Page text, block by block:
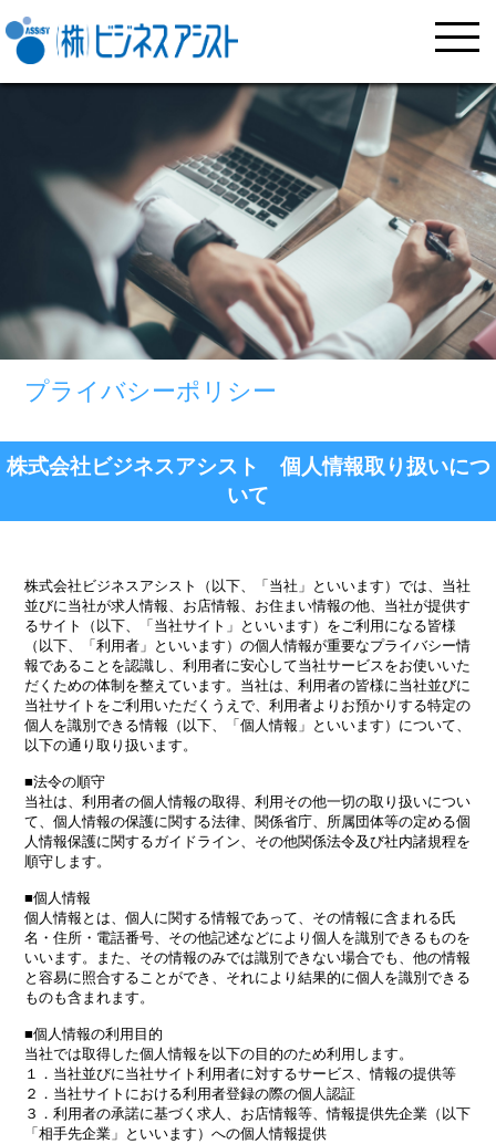
プライバシーポリシー
株式会社ビジネスアシスト 個人情報取り扱いにつ
いて
株式会社ビジネスアシスト（以下、「当社」といいます）では、当社
並びに当社が求人情報、お店情報、お住まい情報の他、当社が提供す
るサイト（以下、「当社サイト」といいます）をご利用になる皆様
（以下、「利用者」といいます）の個人情報が重要なプライバシー情
報であることを認識し、利用者に安心して当社サービスをお使いいた
だくための体制を整えています。当社は、利用者の皆様に当社並びに
当社サイトをご利用いただくうえで、利用者よりお預かりする特定の
個人を識別できる情報（以下、「個人情報」といいます）について、
以下の通り取り扱います。
■法令の順守
当社は、利用者の個人情報の取得、利用その他一切の取り扱いについ
て、個人情報の保護に関する法律、関係省庁、所属団体等の定める個
人情報保護に関するガイドライン、その他関係法令及び社内諸規程を
順守します。
■個人情報
個人情報とは、個人に関する情報であって、その情報に含まれる氏
名・住所・電話番号、その他記述などにより個人を識別できるものを
いいます。また、その情報のみでは識別できない場合でも、他の情報
と容易に照合することができ、それにより結果的に個人を識別できる
ものも含まれます。
■個人情報の利用目的
当社では取得した個人情報を以下の目的のため利用します。
１．当社並びに当社サイト利用者に対するサービス、情報の提供等
２．当社サイトにおける利用者登録の際の個人認証
３．利用者の承諾に基づく求人、お店情報等、情報提供先企業（以下
「相手先企業」といいます）への個人情報提供